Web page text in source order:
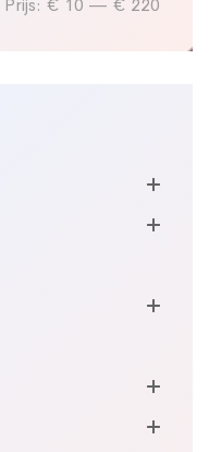
Prijs: € 10 — € 220